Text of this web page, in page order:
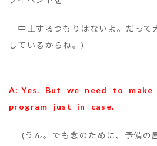
中止するつもりはないよ。だって
しているからね。)
A: Yes. But we need to
program just in case.
(うん。でも念のために、予備の